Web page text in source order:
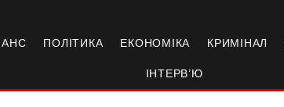
ПОЛІТИКА ЕКОНОМІКА КРИМІНАЛ
ІНТЕРВ’Ю